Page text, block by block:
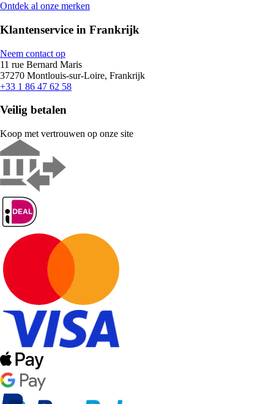
Ontdek al onze merken
Klantenservice in Frankrijk
Neem contact op
11 rue Bernard Maris
37270 Montlouis-sur-Loire, Frankrijk
+33 1 86 47 62 58
Veilig betalen
Koop met vertrouwen op onze site